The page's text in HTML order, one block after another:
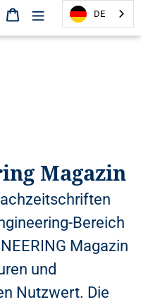
Suchen Warenkorb DE
Magazin
Bereich
Magazin
und
Nutzwert. Die